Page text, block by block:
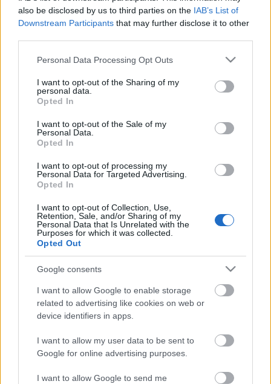
also be disclosed by us to third parties on the IAB’s List of
Downstream Participants that may further disclose it to other
Please note that this website/app uses one or more Google
not limited to your visit or usage behaviour. You may click to
grant or deny consent to Google and its third-party tags to
use your data for below specified purposes in below Google
consent section.
Personal Data Processing Opt Outs
I want to opt-out of the Sharing of my
personal data.
Opted In
I want to opt-out of the Sale of my
Personal Data.
Opted In
I want to opt-out of processing my
Personal Data for Targeted Advertising.
Opted In
I want to opt-out of Collection, Use,
Retention, Sale, and/or Sharing of my
Personal Data that Is Unrelated with the
Purposes for which it was collected.
Opted Out
Google consents
I want to allow Google to enable storage
related to advertising like cookies on web or
device identifiers in apps.
I want to allow my user data to be sent to
Google for online advertising purposes.
I want to allow Google to send me
Ha tetszett a bejegyzés, oszd meg ismerőseiddel és
Kapanyél Facebook-közösségéhez
Címkék:orbán kender pünkösd fagyosszent
régi népélet
naptára Mák
Ajánlott bejegyzések:
Biztonságos permetezés a kiskertben
Laminált tükör palántákhoz